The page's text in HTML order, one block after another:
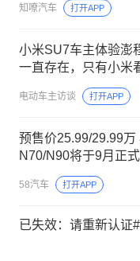
知嘹汽车 打开APP
小米SU7车主体验澎
一直存在，只有小米
电动车主访谈 打开APP
预售价25.99/29.99万
N70/N90将于9月正
58汽车 打开APP
已失效：请重新认证